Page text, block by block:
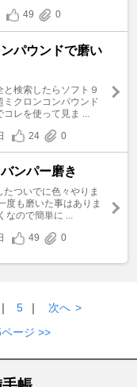
49 0
パウンドで磨い
検索したらソフト９
ミクロンコンパウンド
レを使って見ま ...
24 0
ンパー磨き
ついでに色々やりま
度も磨いた事はありま
なので簡単に ...
49 0
｜ 5 ｜ 次へ >
ージ >>